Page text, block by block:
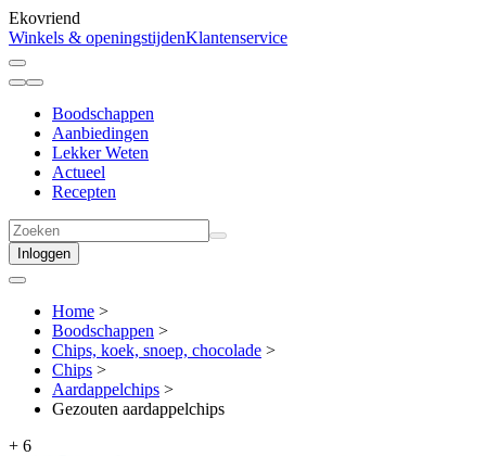
Ekovriend
Winkels & openingstijdenKlantenservice
Boodschappen
Aanbiedingen
Lekker Weten
Actueel
Recepten
Inloggen
Home >
Boodschappen >
Chips, koek, snoep, chocolade >
Chips >
Aardappel­chips >
Gezouten aardappelchips
+ 6